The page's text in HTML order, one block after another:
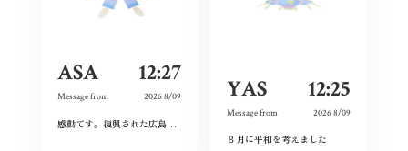
ASA 12:27
Message from 2026 8/09
感動てす。復興された広島人の底力と企業力を改めて知らされました！
YAS 12:25
Message from 2026 8/09
８月に平和を考えました